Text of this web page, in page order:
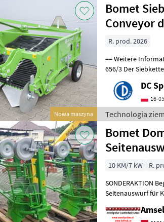
Nowa maszyna
Bomet
Conveyor
R. prod. 2026
== Weitere Informationen (DE) ==
656/3 Der Siebkettenroder ist für Traktoren ausgelegt, die mit dem
DC
16-
Technologia
Bomet
10 KM/7 kW
R.
SONDERAKTION Begrenzte
Seitenauswurf für